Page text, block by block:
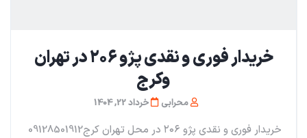
خریدار فوری و نقدی پژو ۲۰۶ در تهران
و‌کرج
محرابی خرداد 22, 1404